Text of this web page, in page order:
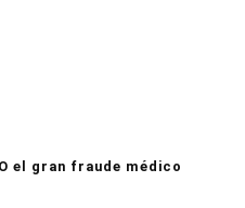
el gran fraude médico